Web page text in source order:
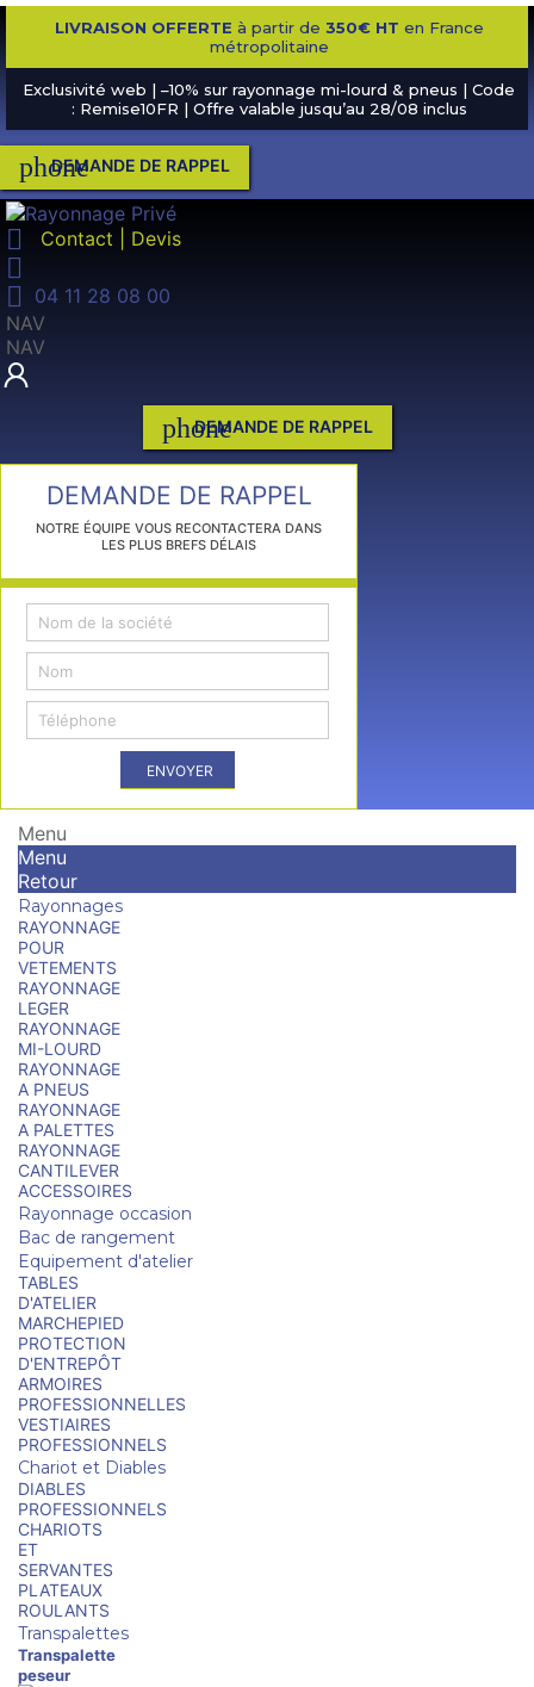
LIVRAISON OFFERTE à partir de 350€ HT en France
métropolitaine
Exclusivité web | –10% sur rayonnage mi-lourd & pneus | Code
: Remise10FR | Offre valable jusqu’au 28/08 inclus
phone
DEMANDE DE RAPPEL
 Contact | Devis


04 11 28 08 00
NAV
NAV
phone
DEMANDE DE RAPPEL
DEMANDE DE RAPPEL
NOTRE ÉQUIPE VOUS RECONTACTERA DANS
LES PLUS BREFS DÉLAIS
ENVOYER
Menu
Menu
Retour
Rayonnages
RAYONNAGE
POUR
VETEMENTS
RAYONNAGE
LEGER
RAYONNAGE
MI-LOURD
RAYONNAGE
A PNEUS
RAYONNAGE
A PALETTES
RAYONNAGE
CANTILEVER
ACCESSOIRES
Rayonnage occasion
Bac de rangement
Equipement d'atelier
TABLES
D'ATELIER
MARCHEPIED
PROTECTION
D'ENTREPÔT
ARMOIRES
PROFESSIONNELLES
VESTIAIRES
PROFESSIONNELS
Chariot et Diables
DIABLES
PROFESSIONNELS
CHARIOTS
ET
SERVANTES
PLATEAUX
ROULANTS
Transpalettes
Transpalette
peseur